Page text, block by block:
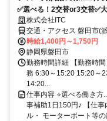
✅選べる！2交替or3交替✅
株式会社ITC
交通・アクセス 磐田市(
時給1,400円～1,750円
静岡県磐田市
勤務時間詳細 【勤務時
務 6:30～15:20 15:20～
14:20...
仕事内容 ⭐選べる働き
事補助1日150円♪ 【仕
ル・ モーターボート等